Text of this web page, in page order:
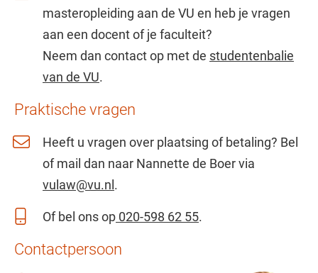
masteropleiding aan de VU en heb je vragen
aan een docent of je faculteit?
Neem dan contact op met de studentenbalie
van de VU.
Praktische vragen
Heeft u vragen over plaatsing of betaling? Bel
of mail dan naar Nannette de Boer via
vulaw@vu.nl.
Of bel ons op 020-598 62 55.
Contactpersoon